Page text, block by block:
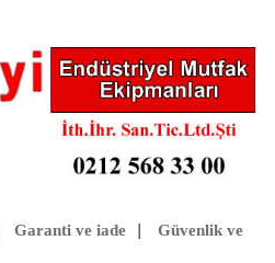
Garanti ve iade
Güvenlik ve